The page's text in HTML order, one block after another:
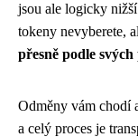
jsou ale logicky
tokeny nevyberete,
přesně podle
Odměny vám chodí
a celý proces je